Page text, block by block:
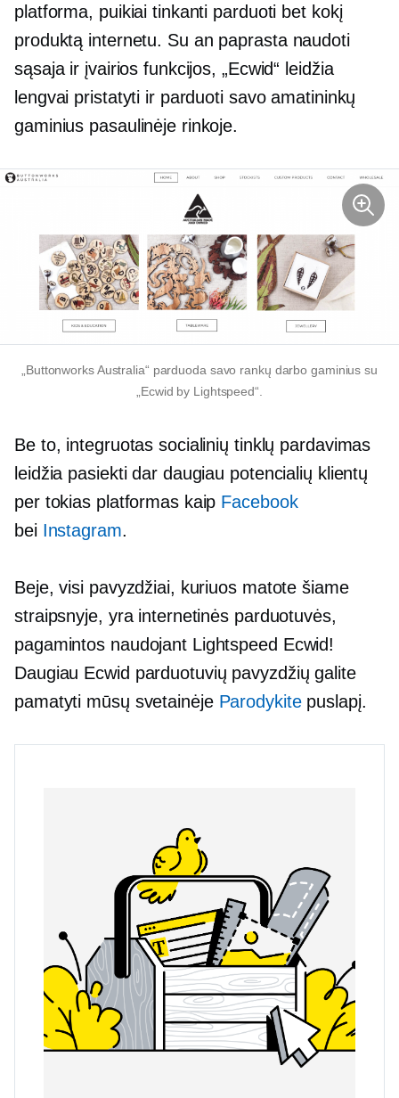
platforma, puikiai tinkanti parduoti bet kokį
produktą internetu. Su an paprasta naudoti
sąsaja ir įvairios funkcijos, „Ecwid“ leidžia
lengvai pristatyti ir parduoti savo amatininkų
gaminius pasaulinėje rinkoje.
„Buttonworks Australia“ parduoda savo rankų darbo gaminius su
„Ecwid by Lightspeed“.
Be to, integruotas socialinių tinklų pardavimas
leidžia pasiekti dar daugiau potencialių klientų
per tokias platformas kaip Facebook
bei Instagram.
Beje, visi pavyzdžiai, kuriuos matote šiame
straipsnyje, yra internetinės parduotuvės,
pagamintos naudojant Lightspeed Ecwid!
Daugiau Ecwid parduotuvių pavyzdžių galite
pamatyti mūsų svetainėje Parodykitepuslapį.